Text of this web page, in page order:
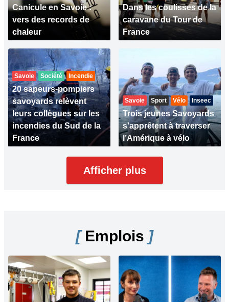
Canicule en Savoie :
vers des records de
chaleur
Dans les coulisses de la
caravane du Tour de
France
Savoie Société Incendie
20 sapeurs-pompiers
savoyards relèvent
leurs collègues sur les
incendies du Sud de la
France
Savoie Sport Vélo Inseec
Trois jeunes Savoyards
s'apprêtent à traverser
l’Amérique à vélo
Afficher plus
[Emplois ]